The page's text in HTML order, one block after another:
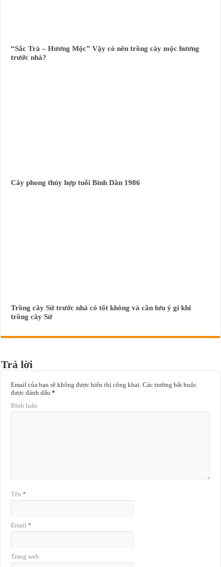
“Sắc Trà – Hương Mộc” Vậy có nên trồng cây mộc hương
trước nhà?
Cây phong thủy hợp tuổi Bính Dần 1986
Trồng cây Sứ trước nhà có tốt không và cần lưu ý gì khi
trồng cây Sứ
Trả lời
Email của bạn sẽ không được hiển thị công khai. Các trường bắt buộc
được đánh dấu*
Bình luận
Tên*
Email*
Trang web